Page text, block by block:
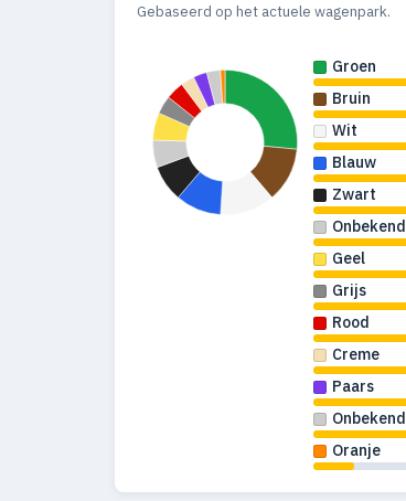
Gebaseerd op het actuele wagenpark.
Groen
Bruin
Wit
Blauw
Zwart
Onbekend
Geel
Grijs
Rood
Creme
Paars
Onbekend
Oranje